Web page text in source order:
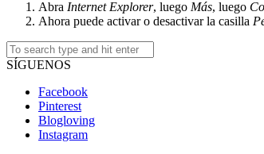
Abra Internet Explorer, luego Más, luego
Ahora puede activar o desactivar la casilla
SÍGUENOS
Facebook
Pinterest
Blogloving
Instagram